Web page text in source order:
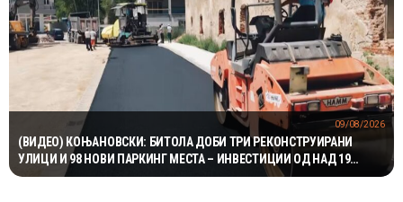
(ВИДЕО) КОЊАНОВСКИ: БИТОЛА ДОБИ ТРИ РЕКОНСТРУИРАНИ
УЛИЦИ И 98 НОВИ ПАРКИНГ МЕСТА – ИНВЕСТИЦИИ ОД НАД 19
МИЛИОНИ ДЕНАРИ
09/08/2026